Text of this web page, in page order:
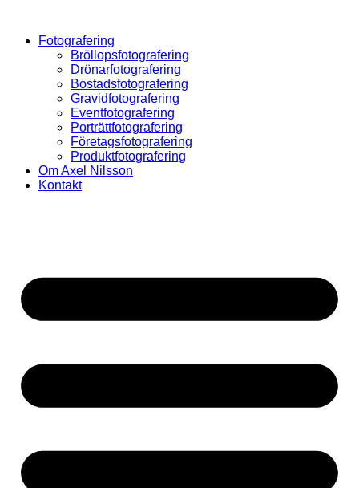
innehållFotografering
Bröllopsfotografering
Drönarfotografering
Bostadsfotografering
Gravidfotografering
Eventfotografering
Porträttfotografering
Företagsfotografering
Produktfotografering
Om Axel Nilsson
Kontakt